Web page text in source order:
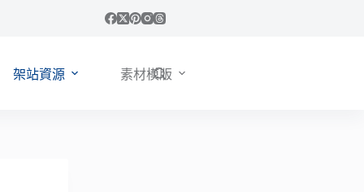
架站資源 素材模版